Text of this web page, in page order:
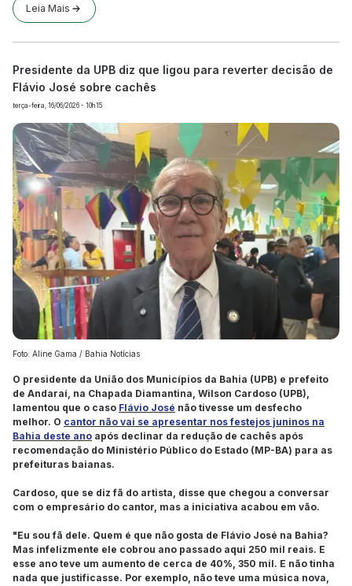
Leia Mais
Presidente da UPB diz que ligou para reverter decisão de
Flávio José sobre cachês
terça-feira, 16/06/2026 - 10h15
Foto: Aline Gama / Bahia Notícias
O presidente da União dos Municípios da Bahia (UPB) e prefeito
de Andaraí, na Chapada Diamantina, Wilson Cardoso (UPB),
lamentou que o caso Flávio José não tivesse um desfecho
melhor. O cantor não vai se apresentar nos festejos juninos na
Bahia deste ano após declinar da redução de cachês após
recomendação do Ministério Público do Estado (MP-BA) para as
prefeituras baianas.
Cardoso, que se diz fã do artista, disse que chegou a conversar
com o empresário do cantor, mas a iniciativa acabou em vão.
"Eu sou fã dele. Quem é que não gosta de Flávio José na Bahia?
Mas infelizmente ele cobrou ano passado aqui 250 mil reais. E
esse ano teve um aumento de cerca de 40%, 350 mil. E não tinha
nada que justificasse. Por exemplo, não teve uma música nova,